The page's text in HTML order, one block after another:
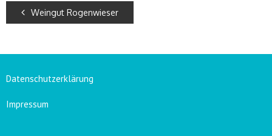
Weingut Rogenwieser
Datenschutzerklärung
Impressum